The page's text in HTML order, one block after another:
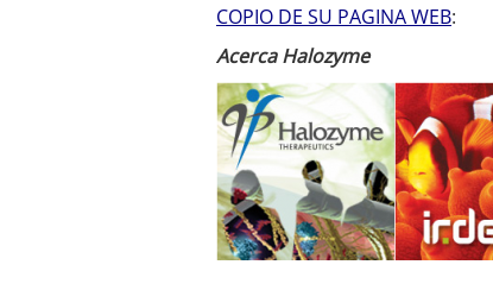
COPIO DE SU PAGINA WEB:
Acerca Halozyme